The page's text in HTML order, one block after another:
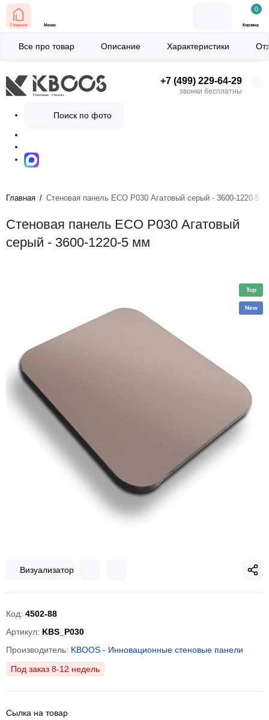
+7 (499) 229-64-29
звонки бесплатны
Поиск по фото
Главная Меню
0
Корзина
Главная Стеновая панель ECO P030 Агатовый серый - 3600-1220-5
Стеновая панель ECO P030 Агатовый
серый - 3600-1220-5 мм
Все про товар Описание Характеристики
Top
New
Визуализатор
Код: 4502-88
Артикул: KBS_P030
Производитель: KBOOS - Инновационные стеновые панели
Под заказ 8-12 недель
Сылка на товар